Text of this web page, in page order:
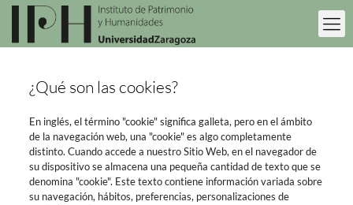
¿Qué son las cookies?
En inglés, el término "cookie" significa galleta, pero en el ámbito
de la navegación web, una "cookie" es algo completamente
distinto. Cuando accede a nuestro Sitio Web, en el navegador de
su dispositivo se almacena una pequeña cantidad de texto que se
denomina "cookie". Este texto contiene información variada sobre
su navegación, hábitos, preferencias, personalizaciones de